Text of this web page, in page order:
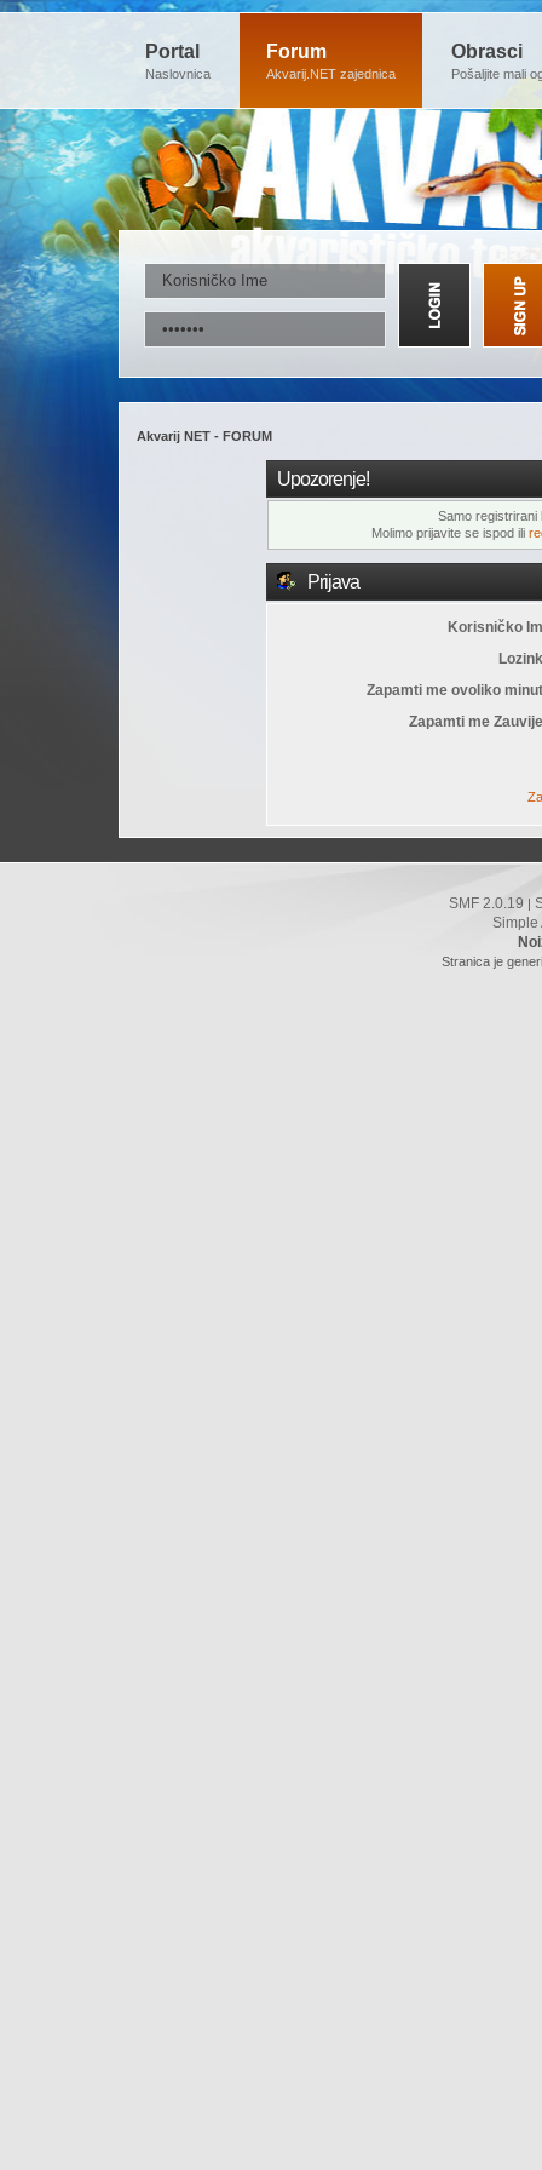
Portal
Naslovnica
Forum
Akvarij.NET zajednica
Obrasci
Pošaljite mali
Akvarij NET - FORUM
Upozorenje!
Samo registrirani
Molimo prijavite se ispod ili
Prijava
Korisničko
Zapamti me ovoliko
Zapamti me
SMF 2.0.19
Simple
Stranica je